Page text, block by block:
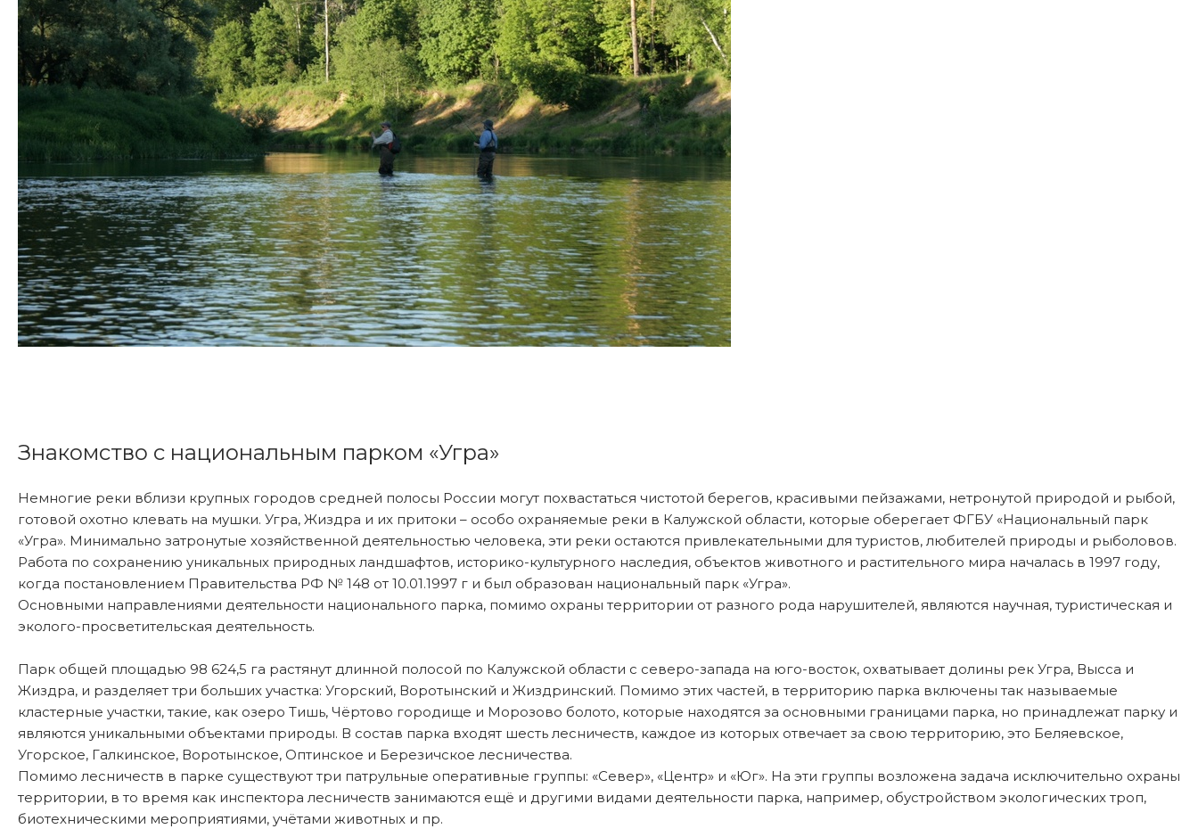
Знакомство с национальным парком «Угра»
Немногие реки вблизи крупных городов средней полосы России могут похвастаться чистотой берегов, красивыми пейзажами, нетронутой природой и рыбой,
готовой охотно клевать на мушки. Угра, Жиздра и их притоки – особо охраняемые реки в Калужской области, которые оберегает ФГБУ «Национальный парк
«Угра». Минимально затронутые хозяйственной деятельностью человека, эти реки остаются привлекательными для туристов, любителей природы и рыболовов.
Работа по сохранению уникальных природных ландшафтов, историко-культурного наследия, объектов животного и растительного мира началась в 1997 году,
когда постановлением Правительства РФ № 148 от 10.01.1997 г и был образован национальный парк «Угра».
Основными направлениями деятельности национального парка, помимо охраны территории от разного рода нарушителей, являются научная, туристическая и
эколого-просветительская деятельность.
Парк общей площадью 98 624,5 га растянут длинной полосой по Калужской области с северо-запада на юго-восток, охватывает долины рек Угра, Высса и
Жиздра, и разделяет три больших участка: Угорский, Воротынский и Жиздринский. Помимо этих частей, в территорию парка включены так называемые
кластерные участки, такие, как озеро Тишь, Чёртово городище и Морозово болото, которые находятся за основными границами парка, но принадлежат парку и
являются уникальными объектами природы. В состав парка входят шесть лесничеств, каждое из которых отвечает за свою территорию, это Беляевское,
Угорское, Галкинское, Воротынское, Оптинское и Березичское лесничества.
Помимо лесничеств в парке существуют три патрульные оперативные группы: «Север», «Центр» и «Юг». На эти группы возложена задача исключительно охраны
территории, в то время как инспектора лесничеств занимаются ещё и другими видами деятельности парка, например, обустройством экологических троп,
биотехническими мероприятиями, учётами животных и пр.